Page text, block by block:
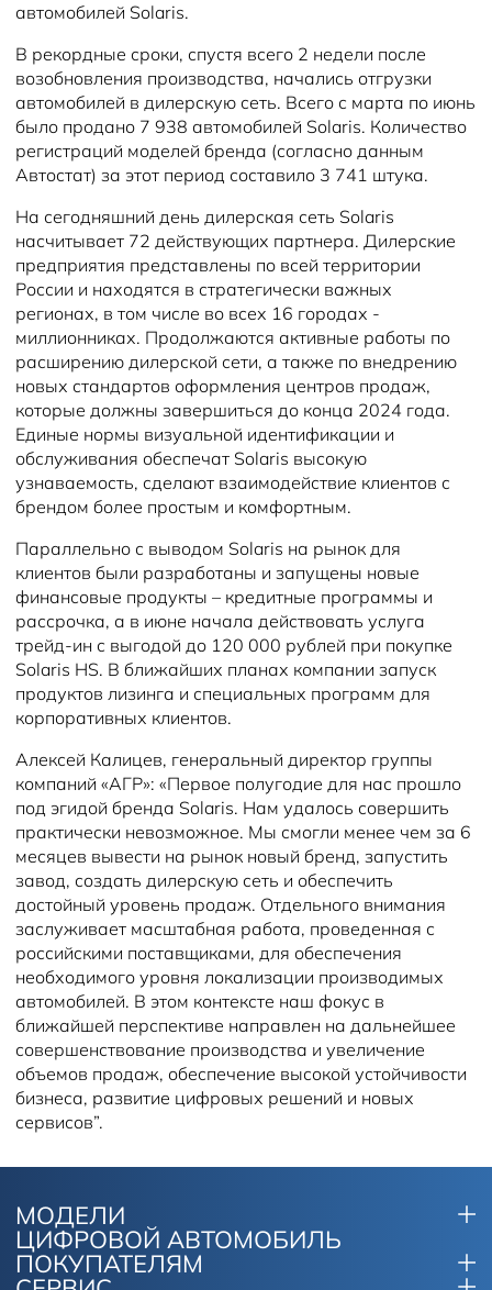
автомобилей Solaris.
В рекордные сроки, спустя всего 2 недели после
возобновления производства, начались отгрузки
автомобилей в дилерскую сеть. Всего с марта по июнь
было продано 7 938 автомобилей Solaris. Количество
регистраций моделей бренда (согласно данным
Автостат) за этот период составило 3 741 штука.
На сегодняшний день дилерская сеть Solaris
насчитывает 72 действующих партнера. Дилерские
предприятия представлены по всей территории
России и находятся в стратегически важных
регионах, в том числе во всех 16 городах -
миллионниках. Продолжаются активные работы по
расширению дилерской сети, а также по внедрению
новых стандартов оформления центров продаж,
которые должны завершиться до конца 2024 года.
Единые нормы визуальной идентификации и
обслуживания обеспечат Solaris высокую
узнаваемость, сделают взаимодействие клиентов с
брендом более простым и комфортным.
Параллельно с выводом Solaris на рынок для
клиентов были разработаны и запущены новые
финансовые продукты – кредитные программы и
рассрочка, а в июне начала действовать услуга
трейд-ин с выгодой до 120 000 рублей при покупке
Solaris HS. В ближайших планах компании запуск
продуктов лизинга и специальных программ для
корпоративных клиентов.
Алексей Калицев, генеральный директор группы
компаний «АГР»: «Первое полугодие для нас прошло
под эгидой бренда Solaris. Нам удалось совершить
практически невозможное. Мы смогли менее чем за 6
месяцев вывести на рынок новый бренд, запустить
завод, создать дилерскую сеть и обеспечить
достойный уровень продаж. Отдельного внимания
заслуживает масштабная работа, проведенная с
российскими поставщиками, для обеспечения
необходимого уровня локализации производимых
автомобилей. В этом контексте наш фокус в
ближайшей перспективе направлен на дальнейшее
совершенствование производства и увеличение
объемов продаж, обеспечение высокой устойчивости
бизнеса, развитие цифровых решений и новых
сервисов”.
МОДЕЛИ
ЦИФРОВОЙ АВТОМОБИЛЬ
ПОКУПАТЕЛЯМ